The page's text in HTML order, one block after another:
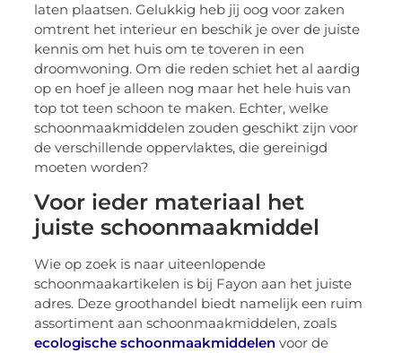
laten plaatsen. Gelukkig heb jij oog voor zaken
omtrent het interieur en beschik je over de juiste
kennis om het huis om te toveren in een
droomwoning. Om die reden schiet het al aardig
op en hoef je alleen nog maar het hele huis van
top tot teen schoon te maken. Echter, welke
schoonmaakmiddelen zouden geschikt zijn voor
de verschillende oppervlaktes, die gereinigd
moeten worden?
Voor ieder materiaal het
juiste schoonmaakmiddel
Wie op zoek is naar uiteenlopende
schoonmaakartikelen is bij Fayon aan het juiste
adres. Deze groothandel biedt namelijk een ruim
assortiment aan schoonmaakmiddelen, zoals
ecologische schoonmaakmiddelen voor de